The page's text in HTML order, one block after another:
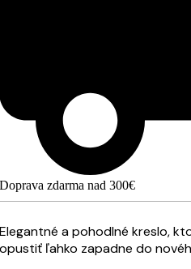
Doprava zdarma nad 300€
Elegantné a pohodlné kreslo,
opustiť ľahko zapadne do